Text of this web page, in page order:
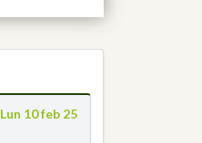
Lun 10 feb 25